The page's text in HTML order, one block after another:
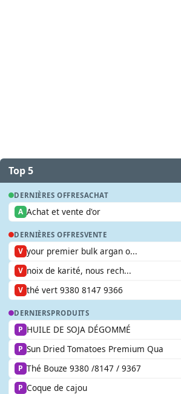
Top 5
DERNIÈRES OFFRESACHAT
A Achat et vente d'or
DERNIÈRES OFFRESVENTE
V your premier bulk argan o...
V noix de karité, nous rech...
V thé vert 9380 8147 9366
DERNIERSPRODUITS
P HUILE DE SOJA DÉGOMMÉ
P Sun Dried Tomatoes Premium Qua
P Thé Bouze 9380 /8147 / 9367
P Coque de cajou